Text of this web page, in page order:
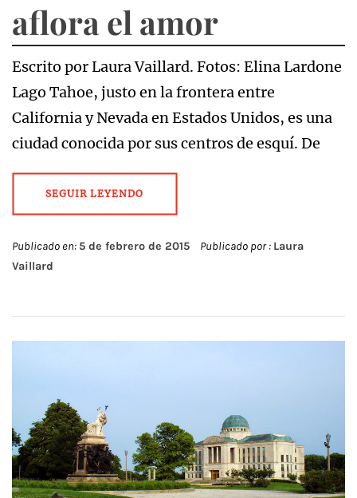
aflora el amor
Escrito por Laura Vaillard. Fotos: Elina Lardone
Lago Tahoe, justo en la frontera entre
California y Nevada en Estados Unidos, es una
ciudad conocida por sus centros de esquí. De
SEGUIR LEYENDO
Publicado en: 5 de febrero de 2015 Publicado por : Laura
Vaillard